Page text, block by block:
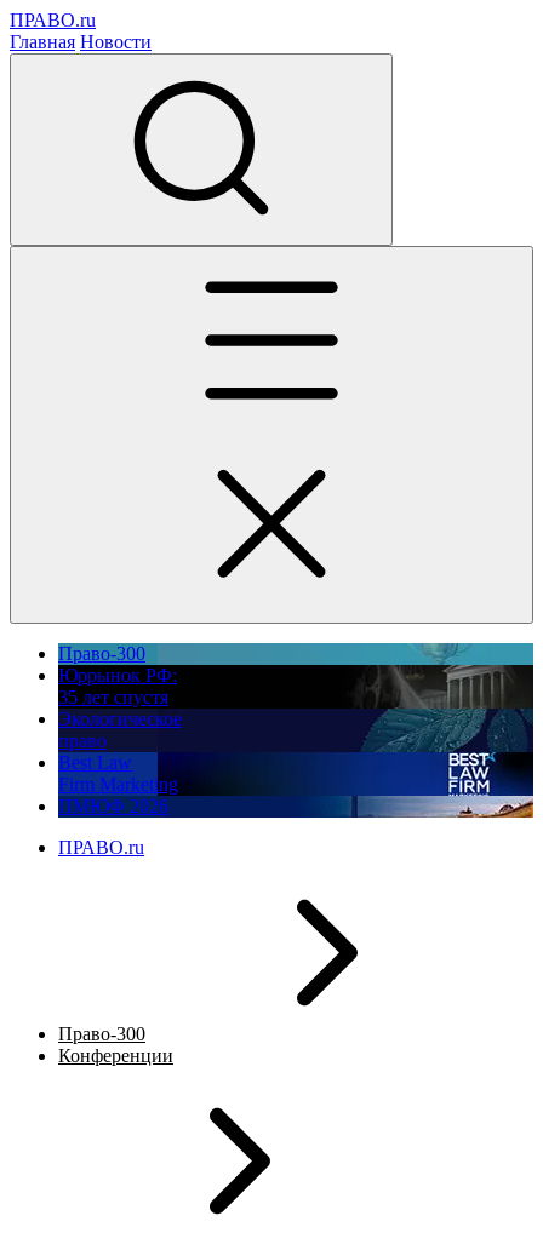
ПРАВО.ru
Главная Новости
Право-300
Юррынок РФ:
35 лет спустя
Экологическое
право
Best Law
Firm Marketing
ПМЮФ 2026
ПРАВО.ru
Право-300
Конференции